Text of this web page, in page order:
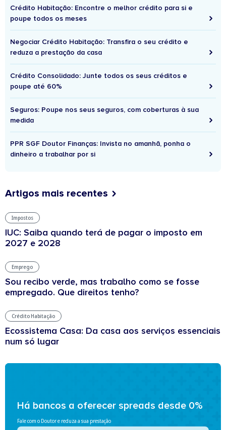
Crédito Habitação: Encontre o melhor crédito para si e
poupe todos os meses
Negociar Crédito Habitação: Transfira o seu crédito e
reduza a prestação da casa
Crédito Consolidado: Junte todos os seus créditos e
poupe até 60%
Seguros: Poupe nos seus seguros, com coberturas à sua
medida
PPR SGF Doutor Finanças: Invista no amanhã, ponha o
dinheiro a trabalhar por si
Artigos mais recentes
Impostos
IUC: Saiba quando terá de pagar o imposto em
2027 e 2028
Emprego
Sou recibo verde, mas trabalho como se fosse
empregado. Que direitos tenho?
Crédito Habitação
Ecossistema Casa: Da casa aos serviços essenciais
num só lugar
Há bancos a oferecer spreads desde 0%
Fale com o Doutor e reduza a sua prestação